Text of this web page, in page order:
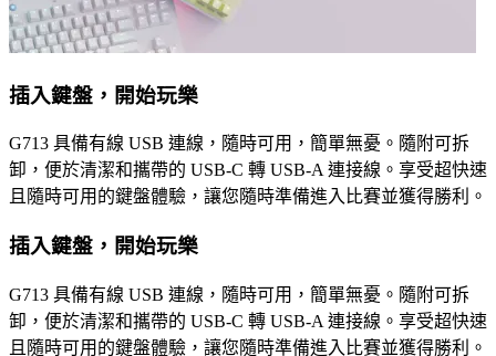
插入鍵盤，開始玩樂
G713 具備有線 USB 連線，隨時可用，簡單無憂。隨附可拆
卸，便於清潔和攜帶的 USB-C 轉 USB-A 連接線。享受超快速
且隨時可用的鍵盤體驗，讓您隨時準備進入比賽並獲得勝利。
插入鍵盤，開始玩樂
G713 具備有線 USB 連線，隨時可用，簡單無憂。隨附可拆
卸，便於清潔和攜帶的 USB-C 轉 USB-A 連接線。享受超快速
且隨時可用的鍵盤體驗，讓您隨時準備進入比賽並獲得勝利。